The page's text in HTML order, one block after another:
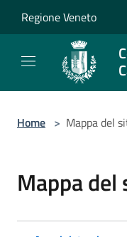
Regione Veneto
Home > Mappa del
Mappa del